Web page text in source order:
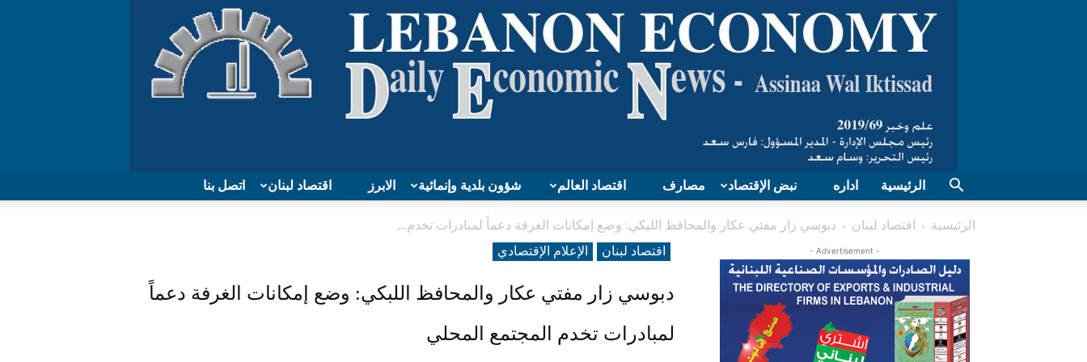
Lebanon
Economy
اتصل بنا اقتصاد لبنان الابرز شؤون بلدية وإنمائية اقتصاد العالم مصارف نبض الإقتصاد اداره الرئيسية
الرئيسية اقتصاد لبنان
دبوسي زار مفتي عكار والمحافظ اللبكي: وضع إمكانات الغرفة دعماً لمبادرات تخدم...
اقتصاد لبنان
الإعلام الإقتصادي
دبوسي زار مفتي عكار والمحافظ اللبكي: وضع إمكانات الغرفة دعماً
لمبادرات تخدم المجتمع المحلي
- Advertisement -